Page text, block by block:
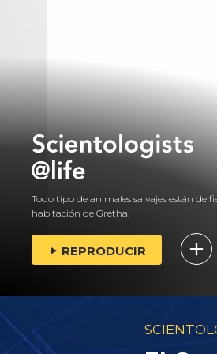
Todo tipo de animales salvajes están de
habitación de Gretha.
REPRODUCIR